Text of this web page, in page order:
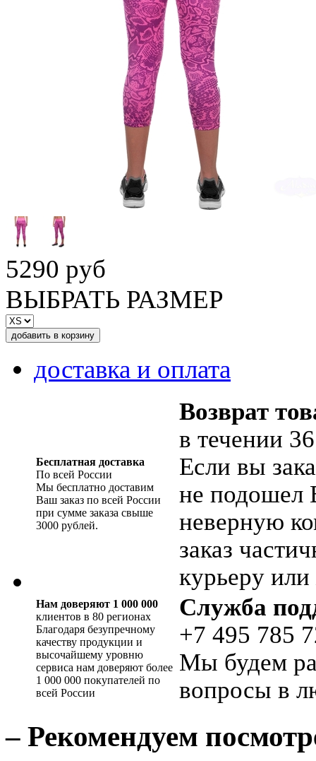
5290 руб
ВЫБРАТЬ РАЗМЕР
доставка и оплата
Бесплатная доставка
По всей России
Мы бесплатно доставим
Ваш заказ по всей России
при сумме заказа свыше
3000 рублей.
Возврат
в течении
Если вы
не подошел
неверную
заказ
курьеру
Нам доверяют 1 000 000
клиентов в 80 регионах
Благодаря безупречному
качеству продукции и
высочайшему уровню
сервиса нам доверяют более
1 000 000 покупателей по
всей России
Служба
+7 495 785
Мы будем
вопросы в
– Рекомендуем